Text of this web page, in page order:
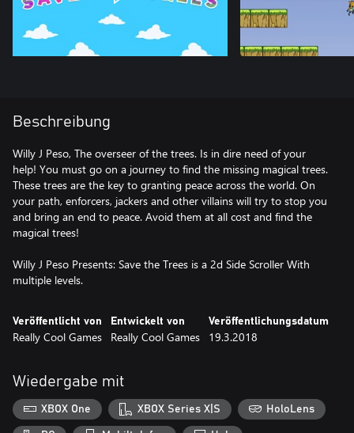
Beschreibung
Willy J Peso, The overseer of the trees. Is in dire need of your
help! You must go on a journey to find the missing magical trees.
These trees are the key to granting peace across the world. On
your path, enforcers, jackers and other villains will try to stop you
and bring an end to peace. Avoid them at all cost and find the
magical trees!
Willy J Peso Presents: Save the Trees is a 2d Side Scroller With
multiple levels.
Veröffentlicht von
Really Cool Games
Entwickelt von
Really Cool Games
Veröffentlichungsdatum
19.3.2018
Wiedergabe mit
XBOX One XBOX Series X|S HoloLens